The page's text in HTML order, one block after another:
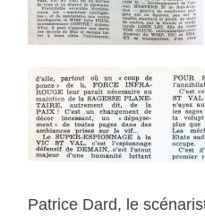
Patrice Dard, le